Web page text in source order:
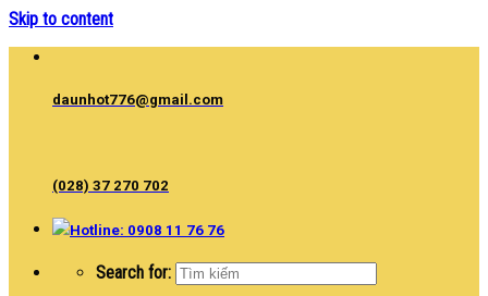
Skip to content
daunhot776@gmail.com
(028) 37 270 702
Hotline: 0908 11 76 76
Search for: